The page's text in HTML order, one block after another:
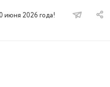
июня 2026 года!